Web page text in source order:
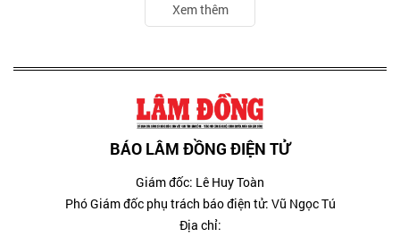
Xem thêm
BÁO LÂM ĐỒNG ĐIỆN TỬ
Giám đốc: Lê Huy Toàn
Phó Giám đốc phụ trách báo điện tử: Vũ Ngọc Tú
Địa chỉ: